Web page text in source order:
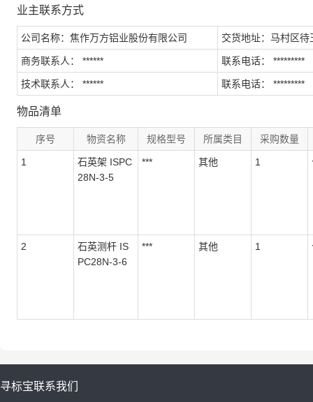
业主联系方式
公司名称：焦作万方铝业股份有限公司 交货地址：马村区
商务联系人： ****** 联系电话： *********
技术联系人： ****** 联系电话： *********
物品清单
序号 物资名称 规格型号 所属类目 采购数量
1
石英架 ISPC
28N-3-5
*** 其他 1
2
石英测杆 IS
PC28N-3-6
*** 其他 1
寻标宝联系我们